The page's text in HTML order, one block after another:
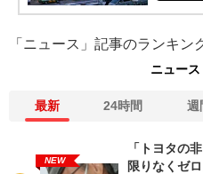
「ニュース」記事のランキン
ニュース
最新 24時間 週
NEW
「トヨタの
限りなくゼ